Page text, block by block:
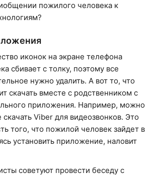
пожилого человека к
иконок на экране телефона
сбивает с толку, поэтому все
нужно удалить. А вот то, что
скачать вместе с родственником с
приложения. Например, можно
скачать Viber для видеозвонков. Это
того, что пожилой человек зайдет в
установить приложение, наловит
советуют провести беседу с